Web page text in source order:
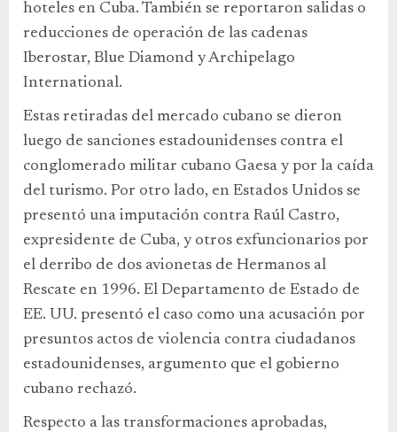
hoteles en Cuba. También se reportaron salidas o
reducciones de operación de las cadenas
Iberostar, Blue Diamond y Archipelago
International.
Estas retiradas del mercado cubano se dieron
luego de sanciones estadounidenses contra el
conglomerado militar cubano Gaesa y por la caída
del turismo. Por otro lado, en Estados Unidos se
presentó una imputación contra Raúl Castro,
expresidente de Cuba, y otros exfuncionarios por
el derribo de dos avionetas de Hermanos al
Rescate en 1996. El Departamento de Estado de
EE. UU. presentó el caso como una acusación por
presuntos actos de violencia contra ciudadanos
estadounidenses, argumento que el gobierno
cubano rechazó.
Respecto a las transformaciones aprobadas,